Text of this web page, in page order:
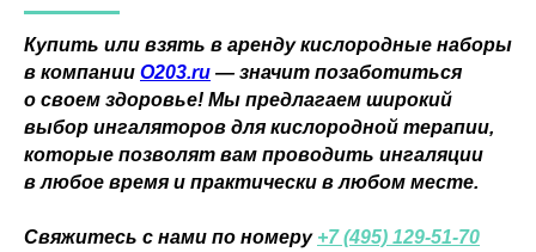
Купить или взять в аренду кислородные наборы
в компании О203.ru — значит позаботиться
о своем здоровье! Мы предлагаем широкий
выбор ингаляторов для кислородной терапии,
которые позволят вам проводить ингаляции
в любое время и практически в любом месте.
Свяжитесь с нами по номеру +7 (495) 129-51-70
Контакты
Договор оферты
Согласие на обработку персональных данных
Политика конфиденциальности
Правила проведения оплат и возвратов